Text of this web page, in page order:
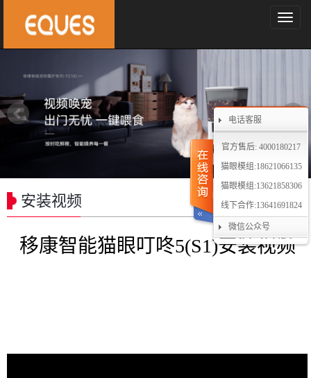
电话客服
官方售后: 4000180217
猫眼模组:18621066135
猫眼模组:13621858306
线下合作:13641691824
微信公众号
导
菜
安装视频
移康智能猫眼叮咚5(S1)安装视频